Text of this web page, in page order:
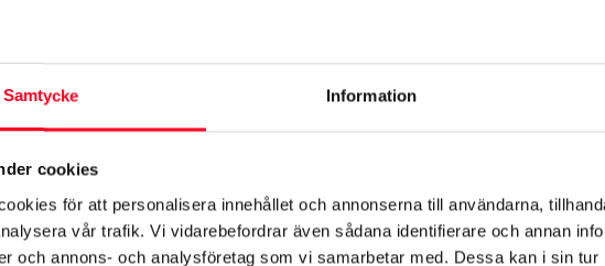
Samtycke Information
cookies
för att personalisera innehållet och annonserna till användarna,
vår trafik. Vi vidarebefordrar även sådana identifierare och annan
och annons- och analysföretag som vi samarbetar med. Dessa kan i sin
ekonomiskt